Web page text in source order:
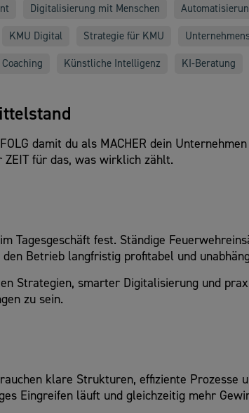
Digitalisierung mit Menschen
KMU Digital Strategie für KMU
Künstliche Intelligenz KI-Beratung
damit du als MACHER dein
ZEIT für das, was wirklich zählt.
Tagesgeschäft fest. Ständige
Betrieb langfristig profitabel und
Strategien, smarter Digitalisierung und
zu sein.
klare Strukturen, effiziente Prozesse
Eingreifen läuft und gleichzeitig mehr